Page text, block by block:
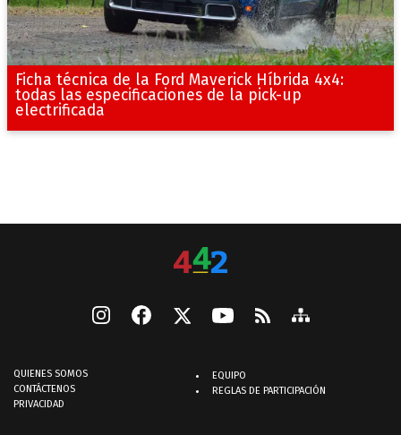
Ficha técnica de la Ford Maverick Híbrida 4x4:
todas las especificaciones de la pick-up
electrificada
QUIENES SOMOS
CONTÁCTENOS
PRIVACIDAD
EQUIPO
REGLAS DE PARTICIPACIÓN